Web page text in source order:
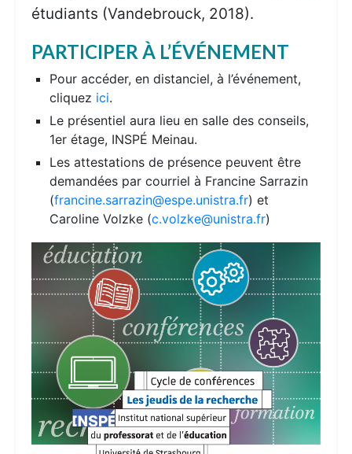
étudiants (Vandebrouck, 2018).
PARTICIPER À L’ÉVÉNEMENT
Pour accéder, en distanciel, à l’événement,
cliquez ici.
Le présentiel aura lieu en salle des conseils,
1er étage, INSPÉ Meinau.
Les attestations de présence peuvent être
demandées par courriel à Francine Sarrazin
(francine.sarrazin@espe.unistra.fr) et
Caroline Volzke (c.volzke@unistra.fr)